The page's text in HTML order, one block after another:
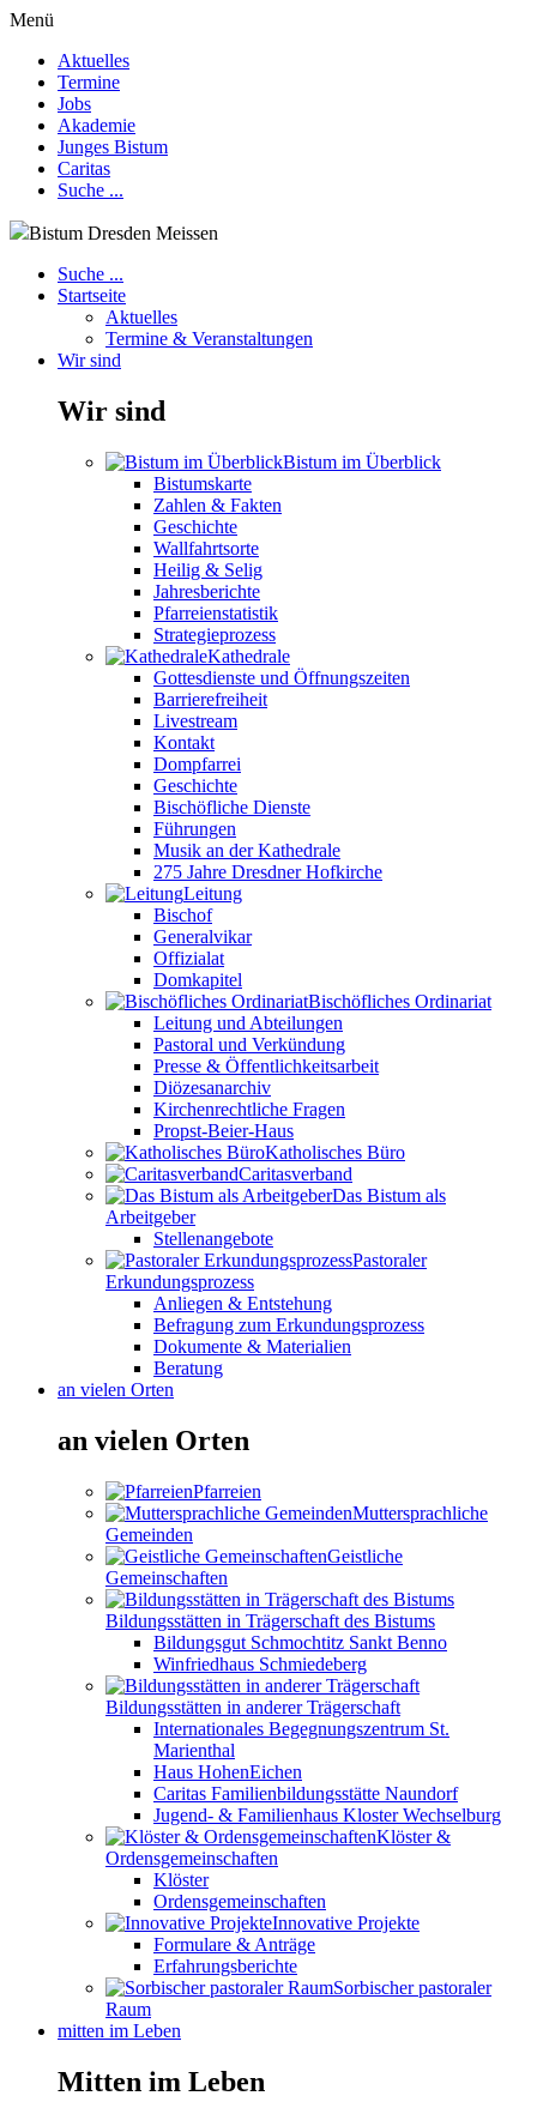
Menü
Aktuelles
Termine
Jobs
Akademie
Junges Bistum
Caritas
Suche ...
Bistum Dresden Meissen
Suche ...
Startseite
Aktuelles
Termine & Veranstaltungen
Wir sind
Wir sind
Bistum im Überblick
Bistumskarte
Zahlen & Fakten
Geschichte
Wallfahrtsorte
Heilig & Selig
Jahresberichte
Pfarreienstatistik
Strategieprozess
Kathedrale
Gottesdienste und Öffnungszeiten
Barrierefreiheit
Livestream
Kontakt
Dompfarrei
Geschichte
Bischöfliche Dienste
Führungen
Musik an der Kathedrale
275 Jahre Dresdner Hofkirche
Leitung
Bischof
Generalvikar
Offizialat
Domkapitel
Bischöfliches Ordinariat
Leitung und Abteilungen
Pastoral und Verkündung
Presse & Öffentlichkeitsarbeit
Diözesanarchiv
Kirchenrechtliche Fragen
Propst-Beier-Haus
Katholisches Büro
Caritasverband
Das Bistum als
Arbeitgeber
Stellenangebote
Pastoraler
Erkundungsprozess
Anliegen & Entstehung
Befragung zum Erkundungsprozess
Dokumente & Materialien
Beratung
an vielen Orten
an vielen Orten
Pfarreien
Muttersprachliche
Gemeinden
Geistliche
Gemeinschaften
Bildungsstätten in Trägerschaft des Bistums
Bildungsgut Schmochtitz Sankt Benno
Winfriedhaus Schmiedeberg
Bildungsstätten in anderer Trägerschaft
Internationales Begegnungszentrum St.
Marienthal
Haus HohenEichen
Caritas Familienbildungsstätte Naundorf
Jugend- & Familienhaus Kloster Wechselburg
Klöster &
Ordensgemeinschaften
Klöster
Ordensgemeinschaften
Innovative Projekte
Formulare & Anträge
Erfahrungsberichte
Sorbischer pastoraler
Raum
mitten im Leben
Mitten im Leben